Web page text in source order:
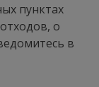
пунктах
о
в